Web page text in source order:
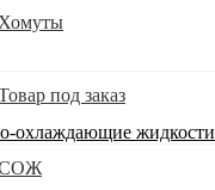
Хомуты
под заказ
охлаждающие жидкости